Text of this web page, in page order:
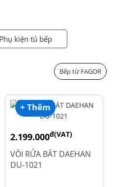
kiện tủ bếp
Bếp từ FAGOR
+ Thêm
2.199.000đ(VAT)
2.900.000
VÒI RỬA BÁT DAEHAN
DU-1021